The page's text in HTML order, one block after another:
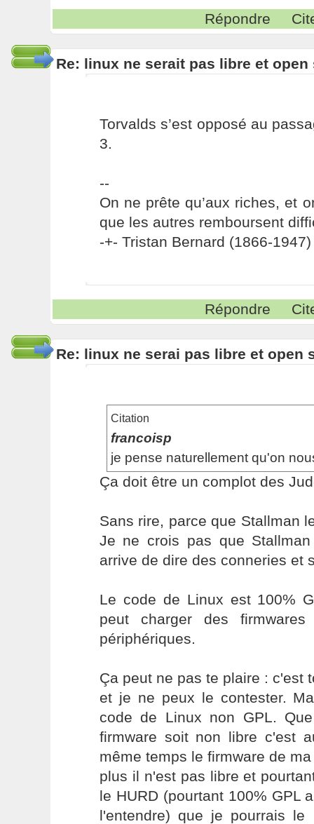
Répondre
Re: linux ne serait pas libre et open
Torvalds s’est opposé au
3.
--
On ne prête qu’aux riches, et
que les autres remboursent
-+- Tristan Bernard (1866-1947)
Répondre
Re: linux ne serai pas libre et open
Citation
francoisp
je pense naturellement qu'on
Ça doit être un complot des
Sans rire, parce que Stallman
Je ne crois pas que
arrive de dire des conneries et
Le code de Linux est 100%
peut charger des
périphériques.
Ça peut ne pas te plaire : c'est
et je ne peux le contester.
code de Linux non GPL.
firmware soit non libre c'est
même temps le firmware de
plus il n'est pas libre et
le HURD (pourtant 100% GPL
l'entendre) que je pourrais